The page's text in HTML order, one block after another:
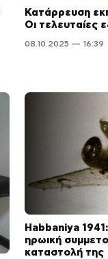
Κατάρρευση
Οι τελευταίες
08.10.2025 — 16:39
Habbaniya
ηρωική
καταστολή της